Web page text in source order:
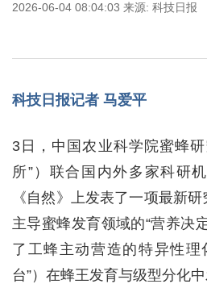
2026-06-04 08:04:03 来源: 科技日报
科技日报记者 马爱平
3日，中国农业科学院蜜蜂
所”）联合国内外多家科研
《自然》上发表了一项最新
主导蜜蜂发育领域的“营养决
了工蜂主动营造的特异性理
台”）在蜂王发育与级型分化